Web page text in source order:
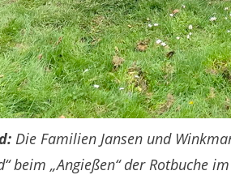
Die Familien Jansen und
beim „Angießen“ der Rotbuche